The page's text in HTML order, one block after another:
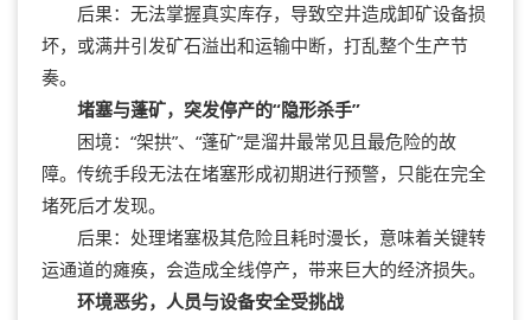
后果：无法掌握真实库存，导致空井造成卸矿设备损
坏，或满井引发矿石溢出和运输中断，打乱整个生产节
奏。
堵塞与蓬矿，突发停产的“隐形杀手”
困境：“架拱”、“蓬矿”是溜井最常见且最危险的故
障。传统手段无法在堵塞形成初期进行预警，只能在完全
堵死后才发现。
后果：处理堵塞极其危险且耗时漫长，意味着关键转
运通道的瘫痪，会造成全线停产，带来巨大的经济损失。
环境恶劣，人员与设备安全受挑战